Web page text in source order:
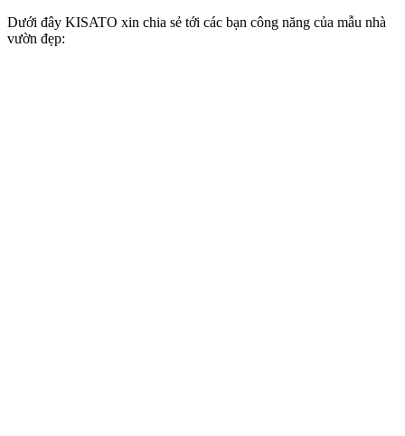
Dưới đây KISATO xin chia sẻ tới các bạn công năng của mẫu nhà
vườn đẹp: